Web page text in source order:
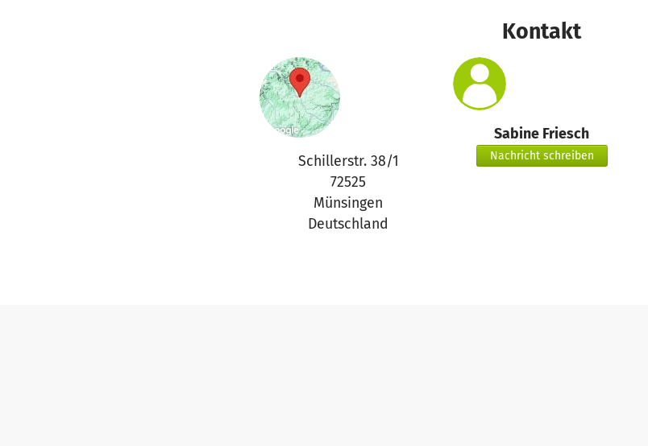
Kontakt
Schillerstr. 38/1
72525
Münsingen
Deutschland
Sabine Friesch
Nachricht schreiben